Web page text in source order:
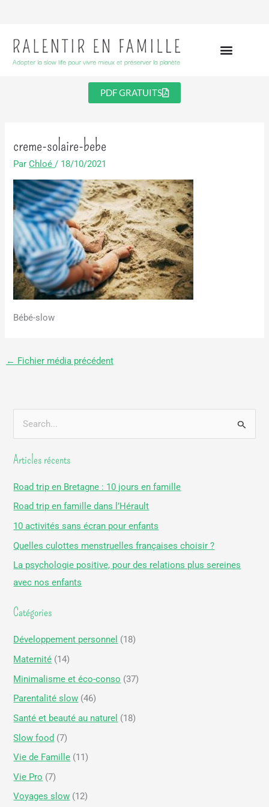
PDF GRATUITS
creme-solaire-bebe
ParChloé/ 18/10/2021
Bébé-slow
← Fichier média précédent
c
r
c
h
e
r
:
Articles récents
Road trip en Bretagne : 10 jours en famille
Road trip en famille dans l’Hérault
10 activités sans écran pour enfants
Quelles culottes menstruelles françaises choisir ?
La psychologie positive, pour des relations plus sereines
avec nos enfants
Catégories
Développement personnel (18)
Maternité (14)
Minimalisme et éco-conso (37)
Parentalité slow (46)
Santé et beauté au naturel (18)
Slow food (7)
Vie de Famille (11)
Vie Pro (7)
Voyages slow (12)